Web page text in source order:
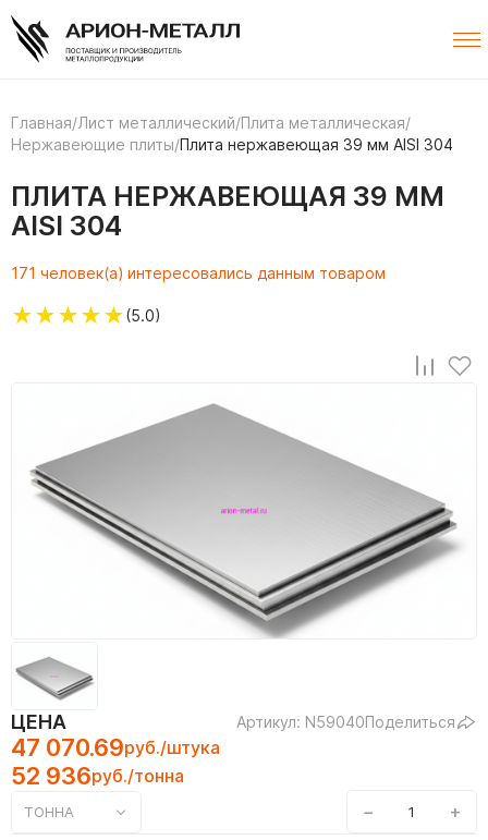
Главная/Лист металлический/Плита металлическая/
Нержавеющие плиты/Плита нержавеющая 39 мм AISI 304
ПЛИТА НЕРЖАВЕЮЩАЯ 39 ММ
AISI 304
171 человек(а) интересовались данным товаром
★★★★★(5.0)
ЦЕНА Артикул: N59040Поделиться
47 070.69руб./штука
52 936руб./тонна
ТОННА − +